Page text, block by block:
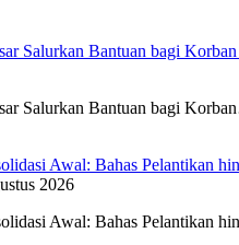
Salurkan Bantuan bagi
Salurkan Bantuan bagi
Awal: Bahas Pelantikan
2026
Awal: Bahas Pelantikan